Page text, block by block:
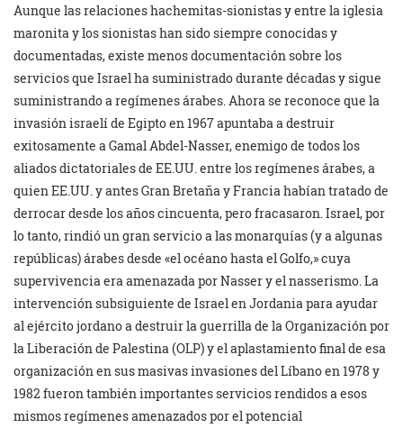
Aunque las relaciones hachemitas-sionistas y entre la iglesia
maronita y los sionistas han sido siempre conocidas y
documentadas, existe menos documentación sobre los
servicios que Israel ha suministrado durante décadas y sigue
suministrando a regímenes árabes. Ahora se reconoce que la
invasión israelí de Egipto en 1967 apuntaba a destruir
exitosamente a Gamal Abdel-Nasser, enemigo de todos los
aliados dictatoriales de EE.UU. entre los regímenes árabes, a
quien EE.UU. y antes Gran Bretaña y Francia habían tratado de
derrocar desde los años cincuenta, pero fracasaron. Israel, por
lo tanto, rindió un gran servicio a las monarquías (y a algunas
repúblicas) árabes desde «el océano hasta el Golfo,» cuya
supervivencia era amenazada por Nasser y el nasserismo. La
intervención subsiguiente de Israel en Jordania para ayudar
al ejército jordano a destruir la guerrilla de la Organización por
la Liberación de Palestina (OLP) y el aplastamiento final de esa
organización en sus masivas invasiones del Líbano en 1978 y
1982 fueron también importantes servicios rendidos a esos
mismos regímenes amenazados por el potencial